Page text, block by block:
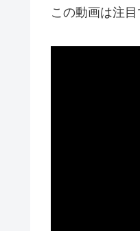
この動画は注目